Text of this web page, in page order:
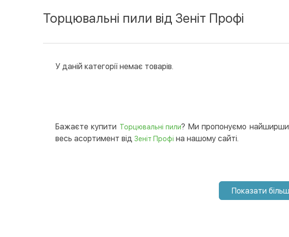
Торцювальні пили від Зеніт Профі
У даній категорії немає товарів.
Бажаєте купити Торцювальні пили? Ми пропонуємо
весь асортимент від Зеніт Профі на нашому сайті.
Показати